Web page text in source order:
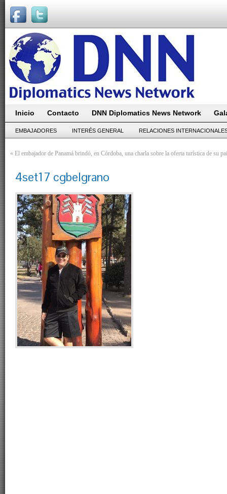
Inicio Contacto DNN Diplomatics News Network
EMBAJADORES INTERÉS GENERAL RELACIONES
« El embajador de Panamá brindó, en Córdoba, una charla sobre la oferta turística de su
4set17 cgbelgrano